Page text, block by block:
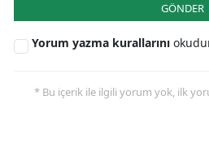
GÖNDER
Yorum yazma kurallarını
* Bu içerik ile ilgili yorum yok, ilk